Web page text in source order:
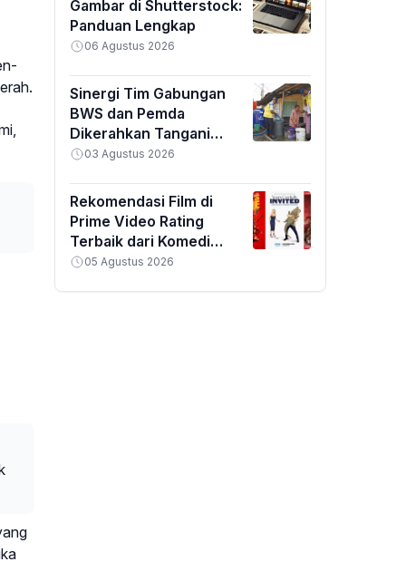
Gambar di Shutterstock:
Panduan Lengkap
06 Agustus 2026
Sinergi Tim Gabungan
BWS dan Pemda
Dikerahkan Tangani
Banjir Padang
03 Agustus 2026
Rekomendasi Film di
Prime Video Rating
Terbaik dari Komedi
hingga Horor
05 Agustus 2026